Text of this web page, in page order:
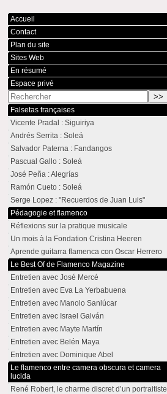
Accueil
Contact
Plan du site
Sites Web
En résumé
Espace privé
Falsetas françaises
Vicente Pradal : Siguiriya
Andrés Serrita : Soleá
Salvador Paterna : Fandangos
Pascual Gallo : Soleá
José Peña : Alegrías
Ramón Cueto : Soleá
Serge Lopez : "Recuerdos de Juan Luis"
Pédagogie et flamenco
Réflexions sur la pratique musicale
Un mois à la Fondation Cristina Heeren
Aprende guitarra flamenca con Oscar Herrero
Le Best Of de Flamenco Magazine
Entretien avec José Mercé
Entretien avec Eva La Yerbabuena
Entretien avec Manolo Sanlúcar
Entretien avec Israel Galván
Entretien avec Mayte Martín
Entretien avec Belén Maya
Entretien avec Dominique Abel
Le flamenco entre camera obscura et camera
lucida
René Robert, le charme discret d’un portraitiste